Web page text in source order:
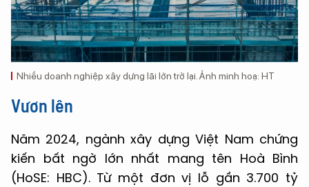
Nhiều doanh nghiệp xây dựng lãi lớn trở lại. Ảnh minh hoạ: HT
Vươn lên
Năm 2024, ngành xây dựng Việt Nam chứng
kiến bất ngờ lớn nhất mang tên Hoà Bình
(HoSE: HBC). Từ một đơn vị lỗ gần 3.700 tỷ